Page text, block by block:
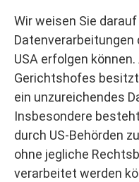
Wir weisen Sie
Datenverarbeitungen
USA erfolgen
Gerichtshofes besitzt
ein unzureichendes
Insbesondere
durch US-Behörden
ohne jegliche
verarbeitet werden